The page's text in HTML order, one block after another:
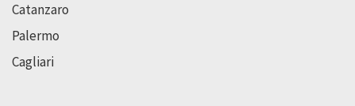
Catanzaro
Palermo
Cagliari